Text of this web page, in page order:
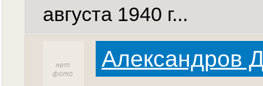
августа 1940 г...
Александров